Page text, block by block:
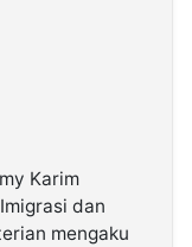
Karim
dan
mengaku